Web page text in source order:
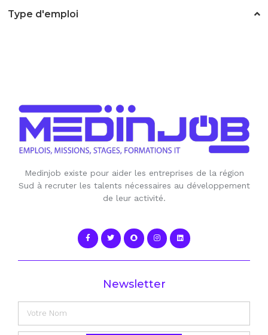
Type d'emploi
Medinjob existe pour aider les entreprises de la région
Sud à recruter les talents nécessaires au développement
de leur activité.
Newsletter